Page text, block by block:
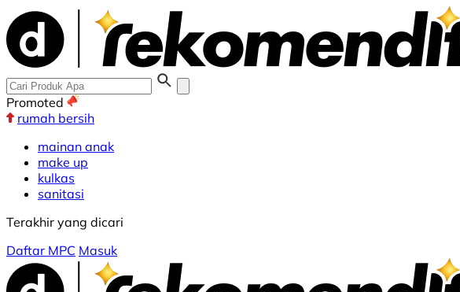
Promoted
rumah bersih
mainan anak
make up
kulkas
sanitasi
Terakhir yang dicari
Daftar MPC Masuk